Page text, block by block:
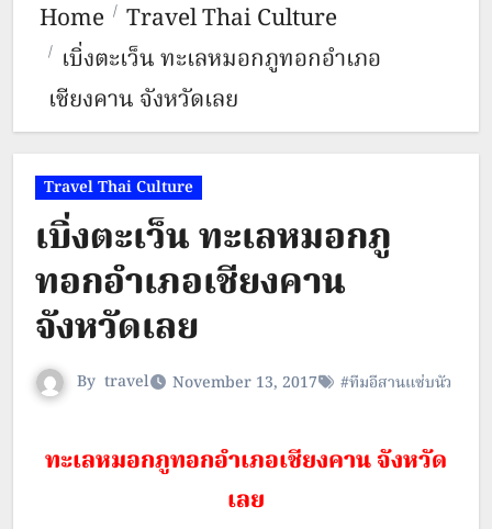
Home
Travel Thai Culture
เบิ่งตะเว็น ทะเลหมอกภูทอกอำเภอ
เชียงคาน จังหวัดเลย
Travel Thai Culture
เบิ่งตะเว็น ทะเลหมอกภู
ทอกอำเภอเชียงคาน
จังหวัดเลย
By travel November 13, 2017 #ทีมอีสานแซ่บนัว
ทะเลหมอกภูทอกอำเภอเชียงคาน จังหวัด
เลย